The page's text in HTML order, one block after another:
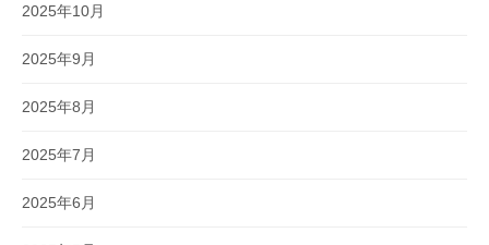
2025年10月
2025年9月
2025年8月
2025年7月
2025年6月